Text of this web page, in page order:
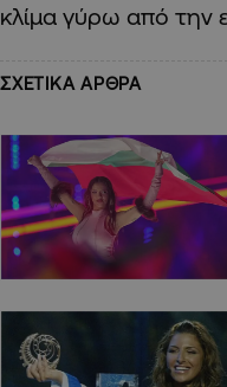
κλίμα γύρω από την
ΣΧΕΤΙΚΑ ΑΡΘΡΑ